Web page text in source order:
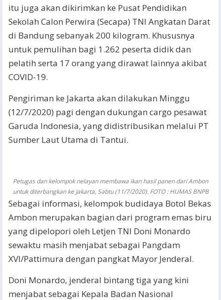
itu juga akan dikirimkan ke Pusat Pendidikan
Sekolah Calon Perwira (Secapa) TNI Angkatan Darat
di Bandung sebanyak 200 kilogram. Khususnya
untuk pemulihan bagi 1.262 peserta didik dan
pelatih serta 17 orang yang dirawat lainnya akibat
COVID-19.
Pengiriman ke Jakarta akan dilakukan Minggu
(12/7/2020) pagi dengan dukungan cargo pesawat
Garuda Indonesia, yang didistribusikan melalui PT
Sumber Laut Utama di Tantui.
Petugas dan kelompok nelayan membawa ikan hasil panen dari Ambon
untuk diterbangkan ke Jakarta, Sabtu (11/7/2020). FOTO : HUMAS BNPB
Sebagai informasi, kelompok budidaya Botol Bekas
Ambon merupakan bagian dari program emas biru
yang dipelopori oleh Letjen TNI Doni Monardo
sewaktu masih menjabat sebagai Pangdam
XVI/Pattimura dengan pangkat Mayor Jenderal.
Doni Monardo, jenderal bintang tiga yang kini
menjabat sebagai Kepala Badan Nasional